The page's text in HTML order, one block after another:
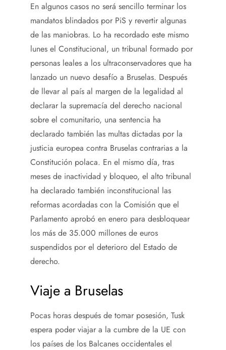
En algunos casos no será sencillo terminar los
mandatos blindados por PiS y revertir algunas
de las maniobras. Lo ha recordado este mismo
lunes el Constitucional, un tribunal formado por
personas leales a los ultraconservadores que ha
lanzado un nuevo desafío a Bruselas. Después
de llevar al país al margen de la legalidad al
declarar la supremacía del derecho nacional
sobre el comunitario, una sentencia ha
declarado también las multas dictadas por la
justicia europea contra Bruselas contrarias a la
Constitución polaca. En el mismo día, tras
meses de inactividad y bloqueo, el alto tribunal
ha declarado también inconstitucional las
reformas acordadas con la Comisión que el
Parlamento aprobó en enero para desbloquear
los más de 35.000 millones de euros
suspendidos por el deterioro del Estado de
derecho.
Viaje a Bruselas
Pocas horas después de tomar posesión, Tusk
espera poder viajar a la cumbre de la UE con
los países de los Balcanes occidentales el